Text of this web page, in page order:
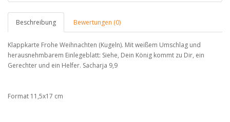
Beschreibung Bewertungen (0)
Klappkarte Frohe Weihnachten (Kugeln). Mit weißem Umschlag und
herausnehmbarem Einlegeblatt: Siehe, Dein König kommt zu Dir, ein
Gerechter und ein Helfer. Sacharja 9,9
Format 11,5x17 cm